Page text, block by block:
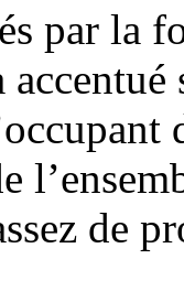
par la
de